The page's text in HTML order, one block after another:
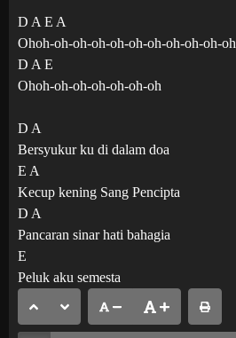
D A E A
Ohoh-oh-oh-oh-oh-oh-oh-oh-oh-oh-oh
D A E
Ohoh-oh-oh-oh-oh-oh-oh
D A
Bersyukur ku di dalam doa
E A
Kecup kening Sang Pencipta
D A
Pancaran sinar hati bahagia
E
Peluk aku semesta